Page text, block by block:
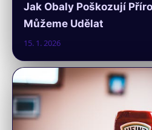
Jak Obaly Poškozují
Můžeme Udělat
15. 1. 2026